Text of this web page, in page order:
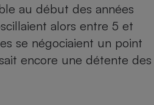
au début des années
alors entre 5 et
se négociaient un point
encore une détente des